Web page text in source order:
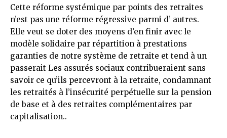
Cette réforme systémique par points des retraites
n’est pas une réforme régressive parmi d’ autres.
Elle veut se doter des moyens d’en finir avec le
modèle solidaire par répartition à prestations
garanties de notre système de retraite et tend à un
passerait Les assurés sociaux contribueraient sans
savoir ce qu’ils percevront à la retraite, condamnant
les retraités à l’insécurité perpétuelle sur la pension
de base et à des retraites complémentaires par
capitalisation..